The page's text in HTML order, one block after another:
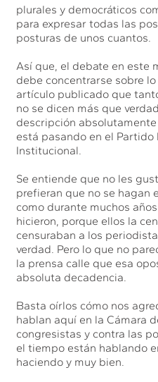
plurales y democráticos
para expresar todas las
posturas de unos cuantos.
Así que, el debate en este
debe concentrarse sobre
artículo publicado que
no se dicen más que
descripción
está pasando en el Partido
Institucional.
Se entiende que no les
prefieran que no se hagan
como durante muchos
hicieron, porque ellos la
censuraban a los
verdad. Pero lo que no
la prensa calle que esa
absoluta decadencia.
Basta oírlos cómo nos
hablan aquí en la Cámara
congresistas y contra las
el tiempo están hablando
haciendo y muy bien.